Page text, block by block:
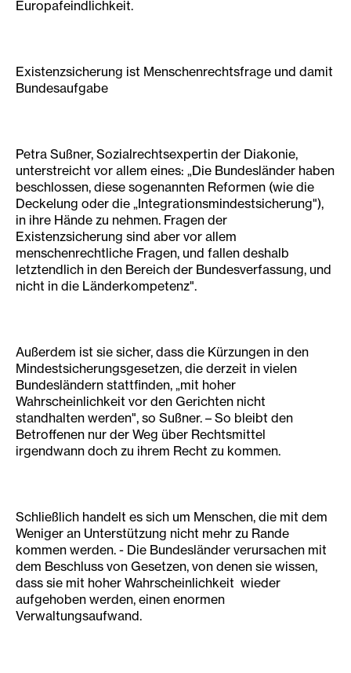
Europafeindlichkeit.
Existenzsicherung ist Menschenrechtsfrage und damit
Bundesaufgabe
Petra Sußner, Sozialrechtsexpertin der Diakonie,
unterstreicht vor allem eines: „Die Bundesländer haben
beschlossen, diese sogenannten Reformen (wie die
Deckelung oder die „Integrationsmindestsicherung"),
in ihre Hände zu nehmen. Fragen der
Existenzsicherung sind aber vor allem
menschenrechtliche Fragen, und fallen deshalb
letztendlich in den Bereich der Bundesverfassung, und
nicht in die Länderkompetenz".
Außerdem ist sie sicher, dass die Kürzungen in den
Mindestsicherungsgesetzen, die derzeit in vielen
Bundesländern stattfinden, „mit hoher
Wahrscheinlichkeit vor den Gerichten nicht
standhalten werden", so Sußner. – So bleibt den
Betroffenen nur der Weg über Rechtsmittel
irgendwann doch zu ihrem Recht zu kommen.
Schließlich handelt es sich um Menschen, die mit dem
Weniger an Unterstützung nicht mehr zu Rande
kommen werden. - Die Bundesländer verursachen mit
dem Beschluss von Gesetzen, von denen sie wissen,
dass sie mit hoher Wahrscheinlichkeit wieder
aufgehoben werden, einen enormen
Verwaltungsaufwand.